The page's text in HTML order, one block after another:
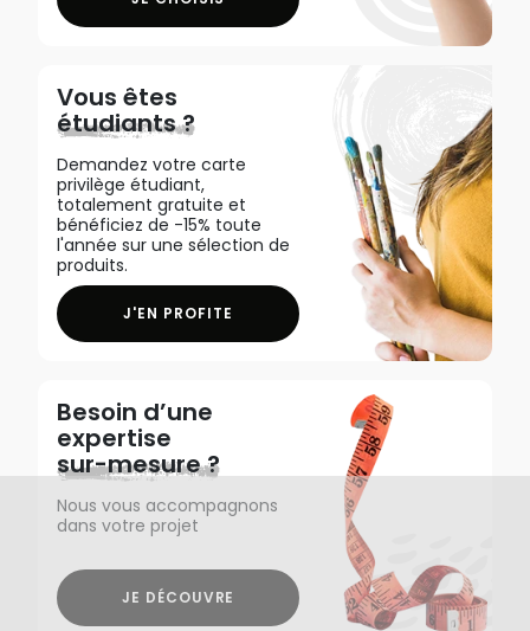
Vous êtes
étudiants ?
Demandez votre carte
privilège étudiant,
totalement gratuite et
bénéficiez de -15% toute
l'année sur une sélection de
produits.
J'EN PROFITE
Besoin d’une
expertise
sur-mesure ?
Nous vous accompagnons
dans votre projet
JE DÉCOUVRE